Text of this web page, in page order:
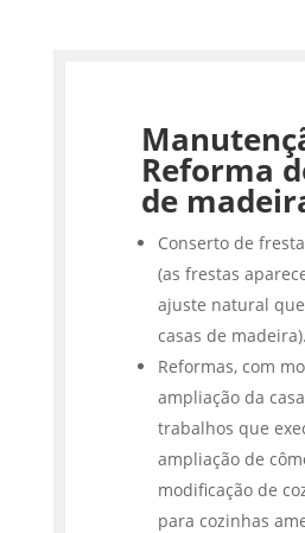
Reforma
de
Conserto de
(as frestas
ajuste natural
casas de madeira).
Reformas, com
ampliação da
trabalhos que
ampliação de
modificação de
para cozinhas